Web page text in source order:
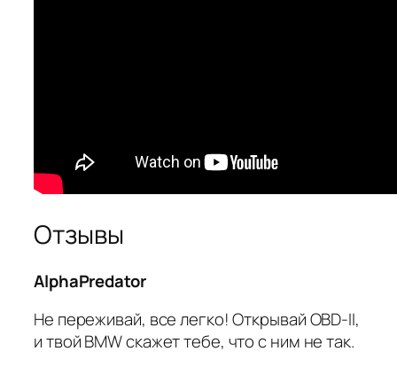
Отзывы
AlphaPredator
Не переживай, все легко! Открывай OBD-II,
и твой BMW скажет тебе, что с ним не так.